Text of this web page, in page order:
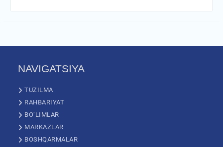
NAVIGATSIYA
TUZILMA
RAHBARIYAT
BO’LIMLAR
MARKAZLAR
BOSHQARMALAR